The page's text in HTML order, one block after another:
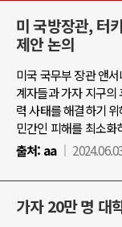
미 국방장관, 터
제안 논의
미국 국무부 장관 앤
계자들과 가자 지구의
력 사태를 해결하기
민간인 피해를 최소화
출처: aa
가자 20만 명 대